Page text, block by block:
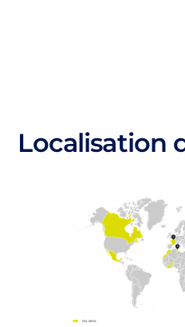
Localisation